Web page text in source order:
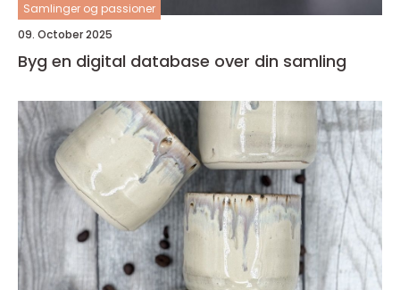
Samlinger og passioner
09. October 2025
Byg en digital database over din samling